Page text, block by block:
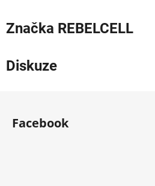
Značka REBELCELL
Diskuze
Facebook